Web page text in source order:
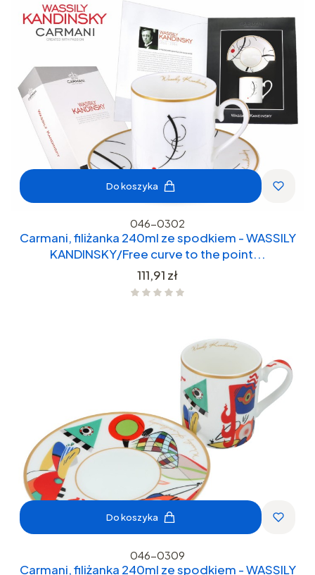
Do koszyka
046-0302
Carmani, filiżanka 240ml ze spodkiem - WASSILY
KANDINSKY/Free curve to the point...
Cena
111,91 zł
Do koszyka
046-0309
Carmani, filiżanka 240ml ze spodkiem - WASSILY